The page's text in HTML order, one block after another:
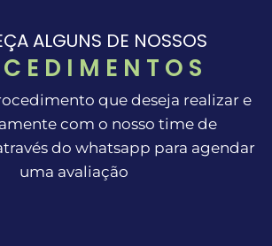
ALGUNS DE NOSSOS
que deseja realizar e
com o nosso time de
do whatsapp para agendar
uma avaliação